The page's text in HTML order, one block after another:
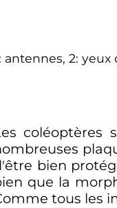
antennes, 2:
coléoptères
bien
que la
tous les